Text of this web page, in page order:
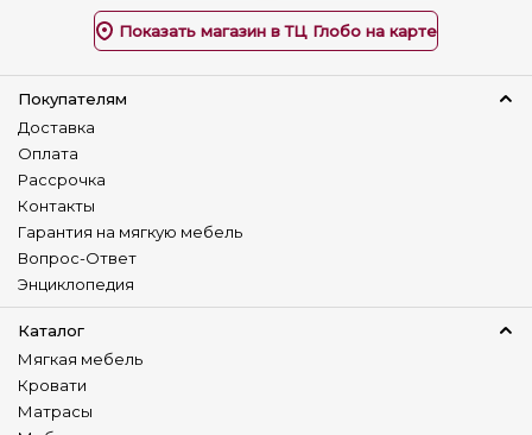
Показать магазин в ТЦ Глобо на карте
Покупателям
Доставка
Оплата
Рассрочка
Контакты
Гарантия на мягкую мебель
Вопрос-Ответ
Энциклопедия
Каталог
Мягкая мебель
Кровати
Матрасы